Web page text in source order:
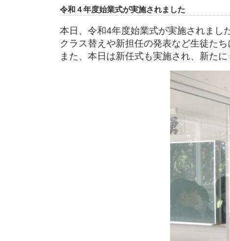
令和４年度始業式が実施されました
本日、令和4年度始業式が実施されました
クラス替えや新担任の発表など生徒た
また、本日は新任式も実施され、新たに